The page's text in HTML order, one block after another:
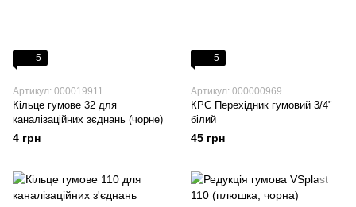
5
Артикул: 000019911
Кільце гумове 32 для
каналізаційних зєднань (чорне)
4 грн
5
Артикул: 000000969
КРС Перехідник гумовий 3/4"
білий
45 грн